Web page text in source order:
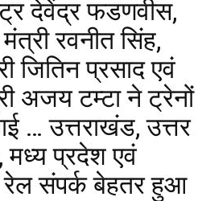
देवेंद्र फडणवीस,
रवनीत सिंह,
जितिन प्रसाद एवं
अजय टम्टा ने ट्रेनों
… उत्तराखंड, उत्तर
मध्य प्रदेश एवं
रेल संपर्क बेहतर हुआ